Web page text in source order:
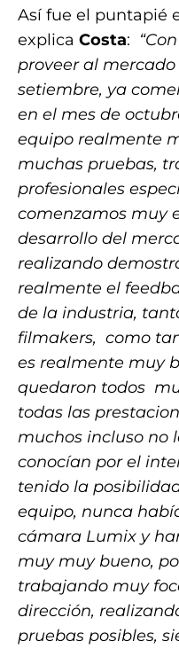
Así fue el puntapié
explica Costa:
proveer al
setiembre, ya
en el mes de
equipo realmente
muchas pruebas,
profesionales
comenzamos muy
desarrollo del
realizando
realmente el
de la industria,
filmakers, como
es realmente muy
quedaron todos
todas las
muchos incluso no
conocían por el
tenido la
equipo, nunca
cámara Lumix y
muy muy bueno,
trabajando muy
dirección,
pruebas posibles,